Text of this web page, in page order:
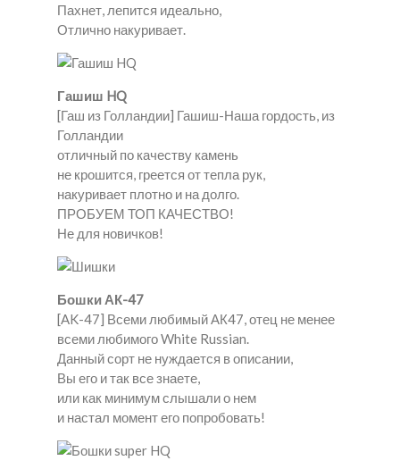
Пахнет, лепится идеально,
Отлично накуривает.
Гашиш HQ
[Гаш из Голландии] Гашиш-Наша гордость, из
Голландии
отличный по качеству камень
не крошится, греется от тепла рук,
накуривает плотно и на долго.
ПРОБУЕМ ТОП КАЧЕСТВО!
Не для новичков!
Бошки АК-47
[AK-47] Всеми любимый АК47, отец не менее
всеми любимого White Russian.
Данный сорт не нуждается в описании,
Вы его и так все знаете,
или как минимум слышали о нем
и настал момент его попробовать!